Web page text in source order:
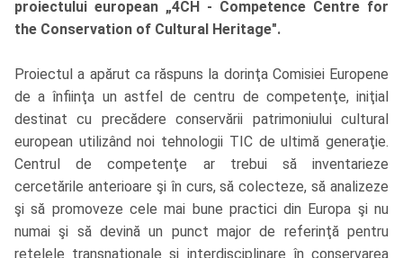
proiectului european „4CH - Competence Centre for
the Conservation of Cultural Heritage".
Proiectul a apărut ca răspuns la dorinţa Comisiei Europene
de a înfiinţa un astfel de centru de competenţe, iniţial
destinat cu precădere conservării patrimoniului cultural
european utilizând noi tehnologii TIC de ultimă generaţie.
Centrul de competenţe ar trebui să inventarieze
cercetările anterioare şi în curs, să colecteze, să analizeze
şi să promoveze cele mai bune practici din Europa şi nu
numai şi să devină un punct major de referinţă pentru
reţelele transnaţionale şi interdisciplinare în conservarea